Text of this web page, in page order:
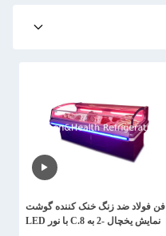
فن فولاد ضد زنگ خنک کننده گوشت
نمایش یخچال -2 به 8.C با نور LED